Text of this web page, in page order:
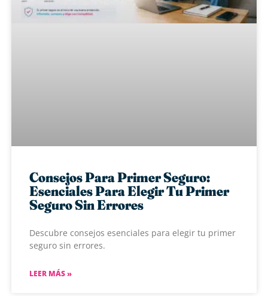
Consejos Para Primer Seguro:
Esenciales Para Elegir Tu Primer
Seguro Sin Errores
Descubre consejos esenciales para elegir tu primer
seguro sin errores.
LEER MÁS »